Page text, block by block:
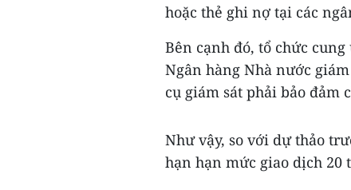
hoặc thẻ ghi nợ tại các
Bên cạnh đó, tổ chức
Ngân hàng Nhà nước
cụ giám sát phải bảo đảm
Như vậy, so với dự thảo
hạn hạn mức giao dịch 20